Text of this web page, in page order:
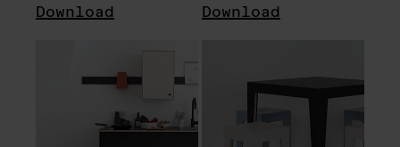
Download Download